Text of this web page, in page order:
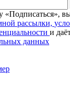
рассылки,
и
данных